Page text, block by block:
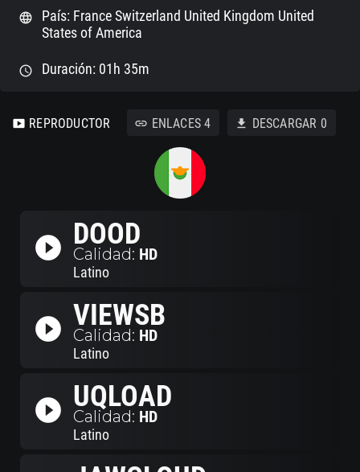
language
País: France Switzerland United Kingdom United
States of America
schedule Duración: 01h 35m
smart_display REPRODUCTOR link ENLACES4 download DESCARGAR 0
play_circle_filled DOOD
Calidad: HD
Latino
play_circle_filled VIEWSB
Calidad: HD
Latino
play_circle_filled UQLOAD
Calidad: HD
Latino